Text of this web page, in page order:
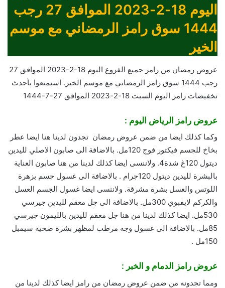
اليوم 18-2-2023 الموافق 27 رجب
1444 سوق رامز الرمضاني مع موسم
الخير
عروض رمضان من رامز جميع الفروع اليوم 18-2-2023 الموافق 27
رجب 1444 سوق رامز الرمضاني مع موسم الخير. استمتعوا بأحدث
تخفيضات رامز اليوم السبت 18-2-2023 الموافق 27-7-1444
عروض رامز الرياض اليوم :
وكما كذلك ايضا من ضمن عروض رمضان تجدون لدينا هنا ايضا عطر
بخاخ للجسم فيكتور فوج 120مل. بالاضافة الى صابون الاصلي لليدين
ديتول 120غ شدة4. ولاننسى ايضا كذلك لدينا من هنا صابون العناية
بالبشرة لليدين ديتول 120جرام . بالاضافة الى غسول جسم بزهرة
اللوتس والعسل بشرة مشرقة. ولاننسى ايضا غسول الجسم العسل
والكركم لايفبوي 300مل. بالاضافة الى جل معقم لليدين جيرسي
530مل. ايضا كذلك لدينا من هنا جل معقم لليدين بالليمون جيرسي
85مل. بالاضافة الى غسول وجه مرطب لمظهر بشرة صحية سيمبل
150مل .
عروض رامز الدمام و الخبر :
ومما تجدونه من ضمن عروض رمضان من رامز ايضا كذلك لدينا من